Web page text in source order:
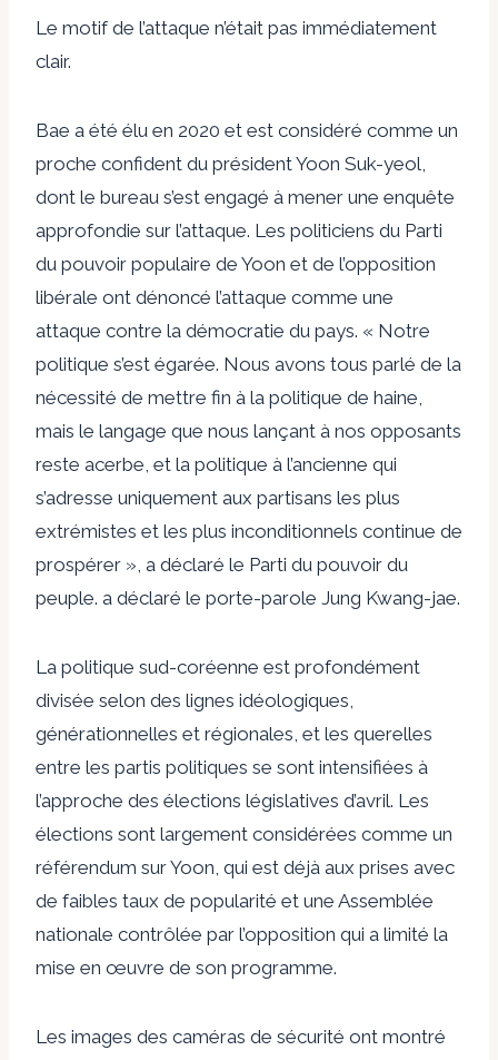
Le motif de l’attaque n’était pas immédiatement
clair.
Bae a été élu en 2020 et est considéré comme un
proche confident du président Yoon Suk-yeol,
dont le bureau s’est engagé à mener une enquête
approfondie sur l’attaque. Les politiciens du Parti
du pouvoir populaire de Yoon et de l’opposition
libérale ont dénoncé l’attaque comme une
attaque contre la démocratie du pays. « Notre
politique s’est égarée. Nous avons tous parlé de la
nécessité de mettre fin à la politique de haine,
mais le langage que nous lançant à nos opposants
reste acerbe, et la politique à l’ancienne qui
s’adresse uniquement aux partisans les plus
extrémistes et les plus inconditionnels continue de
prospérer », a déclaré le Parti du pouvoir du
peuple. a déclaré le porte-parole Jung Kwang-jae.
La politique sud-coréenne est profondément
divisée selon des lignes idéologiques,
générationnelles et régionales, et les querelles
entre les partis politiques se sont intensifiées à
l’approche des élections législatives d’avril. Les
élections sont largement considérées comme un
référendum sur Yoon, qui est déjà aux prises avec
de faibles taux de popularité et une Assemblée
nationale contrôlée par l’opposition qui a limité la
mise en œuvre de son programme.
Les images des caméras de sécurité ont montré